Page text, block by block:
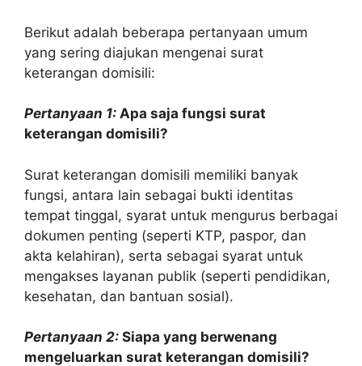
Berikut adalah beberapa pertanyaan umum
yang sering diajukan mengenai surat
keterangan domisili:
Pertanyaan 1: Apa saja fungsi surat
keterangan domisili?
Surat keterangan domisili memiliki banyak
fungsi, antara lain sebagai bukti identitas
tempat tinggal, syarat untuk mengurus berbagai
dokumen penting (seperti KTP, paspor, dan
akta kelahiran), serta sebagai syarat untuk
mengakses layanan publik (seperti pendidikan,
kesehatan, dan bantuan sosial).
Pertanyaan 2: Siapa yang berwenang
mengeluarkan surat keterangan domisili?